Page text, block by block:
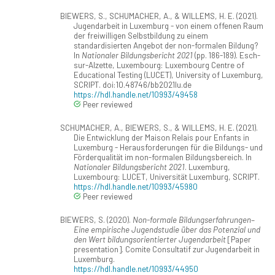
BIEWERS, S., SCHUMACHER, A., & WILLEMS, H. E. (2021).
Jugendarbeit in Luxemburg - von einem offenen Raum
der freiwilligen Selbstbildung zu einem
standardisierten Angebot der non-formalen Bildung?
In Nationaler Bildungsbericht 2021(pp. 186-189). Esch-
sur-Alzette, Luxembourg: Luxembourg Centre of
Educational Testing (LUCET), University of Luxemburg,
SCRIPT. doi:10.48746/bb2021lu.de
https://hdl.handle.net/10993/49458
Peer reviewed
SCHUMACHER, A., BIEWERS, S., & WILLEMS, H. E. (2021).
Die Entwicklung der Maison Relais pour Enfants in
Luxemburg - Herausforderungen für die Bildungs- und
Förderqualität im non-formalen Bildungsbereich. In
Nationaler Bildungsbericht 2021. Luxemburg,
Luxembourg: LUCET, Universität Luxemburg, SCRIPT.
https://hdl.handle.net/10993/45980
Peer reviewed
BIEWERS, S. (2020). Non-formale Bildungserfahrungen–
Eine empirische Jugendstudie über das Potenzial und
den Wert bildungsorientierter Jugendarbeit[Paper
presentation]. Comite Consultatif zur Jugendarbeit in
Luxemburg.
https://hdl.handle.net/10993/44950